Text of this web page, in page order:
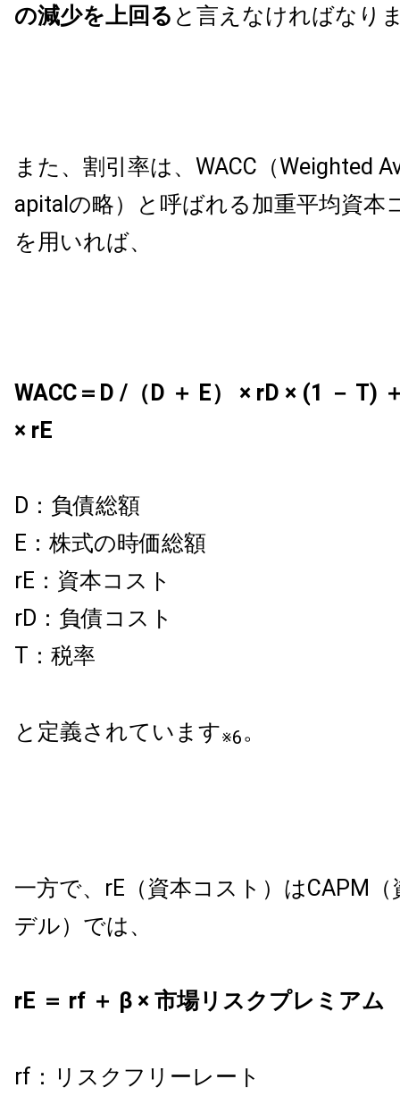
の減少を上回る と言えなければなり
また、割引率は、WACC（Weighted
apitalの略）と呼ばれる加重平均資本
を用いれば、
WACC＝D /（D ＋ E） × rD × (1 － T)
× rE
D：負債総額
E：株式の時価総額
rE：資本コスト
rD：負債コスト
T：税率
と定義されています※6。
一方で、rE（資本コスト）はCAPM
デル）では、
rE ＝ rf ＋ β × 市場リスクプレミアム
rf：リスクフリーレート